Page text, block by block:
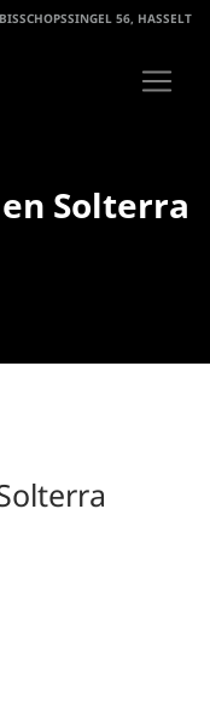
56, HASSELT
Solterra